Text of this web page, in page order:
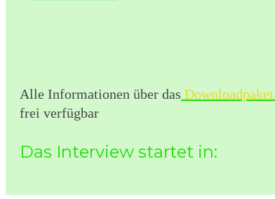
Alle Informationen über das Downloadpaket
frei verfügbar
Das Interview startet in: